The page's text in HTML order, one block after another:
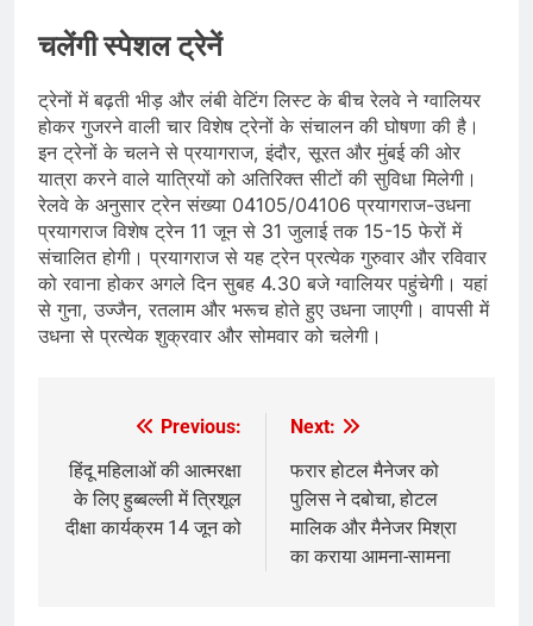
चलेंगी स्पेशल ट्रेनें
ट्रेनों में बढ़ती भीड़ और लंबी वेटिंग लिस्ट के बीच रेलवे ने ग्वालियर
होकर गुजरने वाली चार विशेष ट्रेनों के संचालन की घोषणा की है।
इन ट्रेनों के चलने से प्रयागराज, इंदौर, सूरत और मुंबई की ओर
यात्रा करने वाले यात्रियों को अतिरिक्त सीटों की सुविधा मिलेगी।
रेलवे के अनुसार ट्रेन संख्या 04105/04106 प्रयागराज-उधना
प्रयागराज विशेष ट्रेन 11 जून से 31 जुलाई तक 15-15 फेरों में
संचालित होगी। प्रयागराज से यह ट्रेन प्रत्येक गुरुवार और रविवार
को रवाना होकर अगले दिन सुबह 4.30 बजे ग्वालियर पहुंचेगी। यहां
से गुना, उज्जैन, रतलाम और भरूच होते हुए उधना जाएगी। वापसी में
उधना से प्रत्येक शुक्रवार और सोमवार को चलेगी।
navigation
Previous:
हिंदू महिलाओं की आत्मरक्षा
के लिए हुब्बल्ली में त्रिशूल
दीक्षा कार्यक्रम 14 जून को
Next:
फरार होटल मैनेजर को
पुलिस ने दबोचा, होटल
मालिक और मैनेजर मिश्रा
का कराया आमना-सामना